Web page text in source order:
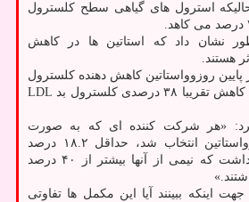
استرول های گیاهی سطح کلسترول
نشان داد که استاتین ها در کاهش
هستند.
روزوواستاتین کاهش دهنده کلسترول
به صورت متوسط سبب کاهش تقریبا ۳۸ درصدی کلسترول بد LDL
«هر شرکت کننده ای که به صورت
تصادفی در گروه روزوواستاتین انتخاب شد، حداقل ۱۸.۲ درصد
کاهش کلسترول LDL داشت که نیمی از آنها بیشتر از ۴۰ درصد
اینکه ببینند آیا این مکمل ها تفاوتی